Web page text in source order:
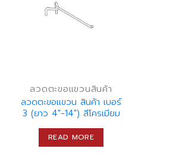
ลวดตะขอแขวนสินค้า
ลวดตะขอแขวน สินค้า เบอร์
3 (ยาว 4″-14″) สีโครเมียม
READ MORE